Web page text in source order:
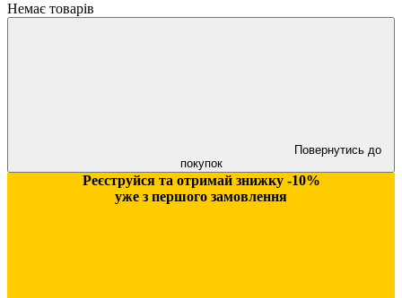
Немає товарів
Повернутись до
покупок
Реєструйся та отримай знижку -10%
уже з першого замовлення